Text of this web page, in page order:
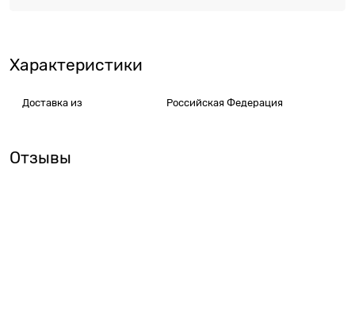
Характеристики
Доставка из Российская Федерация
Отзывы